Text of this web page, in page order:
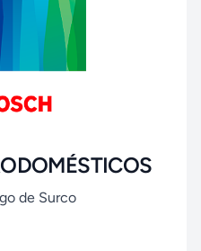
de Surco